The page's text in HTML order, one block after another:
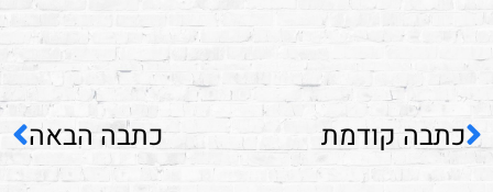
כתבה קודמת כתבה הבאה